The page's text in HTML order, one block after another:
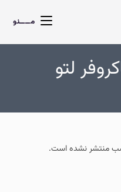
مــــنو
لتو
منتشر نشده است.